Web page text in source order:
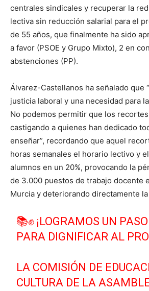
centrales sindicales y recuperar la
lectiva sin reducción salarial para el
de 55 años, que finalmente ha sido
a favor (PSOE y Grupo Mixto), 2 en
abstenciones (PP).
Álvarez-Castellanos ha señalado que
justicia laboral y una necesidad para
No podemos permitir que los
castigando a quienes han dedicado
enseñar”, recordando que aquel
horas semanales el horario lectivo y
alumnos en un 20%, provocando la
de 3.000 puestos de trabajo docente
Murcia y deteriorando directamente
📚✊ ¡LOGRAMOS UN
PARA DIGNIFICAR AL
LA COMISIÓN DE
CULTURA DE LA